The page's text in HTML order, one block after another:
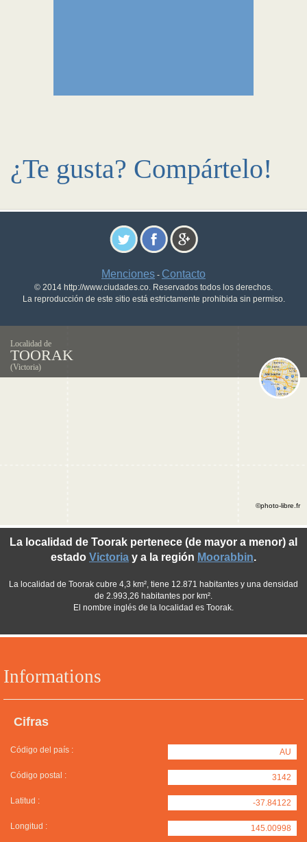
¿Te gusta? Compártelo!
Menciones - Contacto
© 2014 http://www.ciudades.co. Reservados todos los derechos.
La reproducción de este sitio está estrictamente prohibida sin permiso.
Localidad de
TOORAK
(Victoria)
Informations
Cifras
Código del país : AU
Código postal : 3142
Latitud : -37.84122
Longitud : 145.00998
La localidad de Toorak pertenece (de mayor a menor) al
estado Victoria y a la región Moorabbin.
La localidad de Toorak cubre 4,3 km², tiene 12.871 habitantes y una densidad
de 2.993,26 habitantes por km².
El nombre inglés de la localidad es Toorak.
©photo-libre.fr